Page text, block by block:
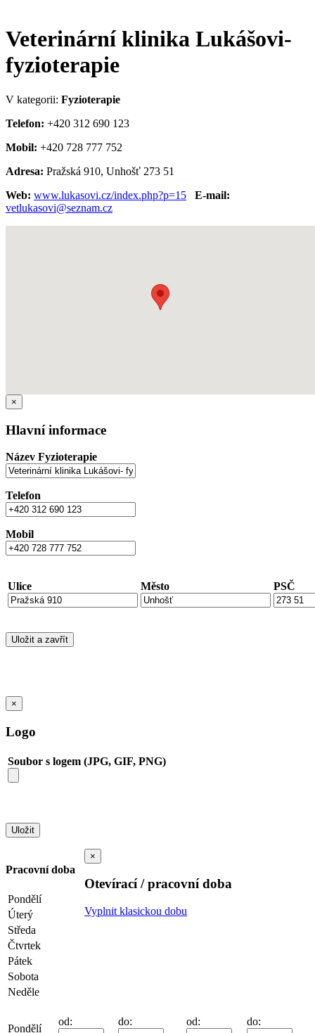
Veterinární klinika Lukášovi-
fyzioterapie
V kategorii: Fyzioterapie
Telefon: +420 312 690 123
Mobil: +420 728 777 752
Adresa: Pražská 910, Unhošť 273 51
Web: www.lukasovi.cz/index.php?p=15
E-mail:
vetlukasovi@seznam.cz
×
Hlavní informace
Název Fyzioterapie
Telefon
Mobil
Ulice Město PSČ
×
Logo
Soubor s logem (JPG, GIF, PNG)
Pracovní doba
Pondělí
Úterý
Středa
Čtvrtek
Pátek
Sobota
Neděle
×
Otevírací / pracovní doba
Vyplnit klasickou dobu
Pondělí
od: do: od: do: